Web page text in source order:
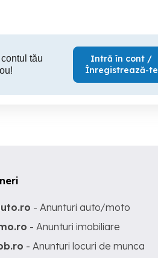
tău
Intră în cont /
Înregistrează-te
- Anunturi auto/moto
- Anunturi imobiliare
- Anunturi locuri de munca